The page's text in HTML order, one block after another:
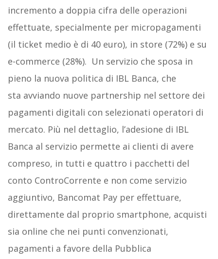
incremento a doppia cifra delle operazioni
effettuate, specialmente per micropagamenti
(il ticket medio è di 40 euro), in store (72%) e su
e-commerce (28%). Un servizio che sposa in
pieno la nuova politica di IBL Banca, che
sta avviando nuove partnership nel settore dei
pagamenti digitali con selezionati operatori di
mercato. Più nel dettaglio, l’adesione di IBL
Banca al servizio permette ai clienti di avere
compreso, in tutti e quattro i pacchetti del
conto ControCorrente e non come servizio
aggiuntivo, Bancomat Pay per effettuare,
direttamente dal proprio smartphone, acquisti
sia online che nei punti convenzionati,
pagamenti a favore della Pubblica